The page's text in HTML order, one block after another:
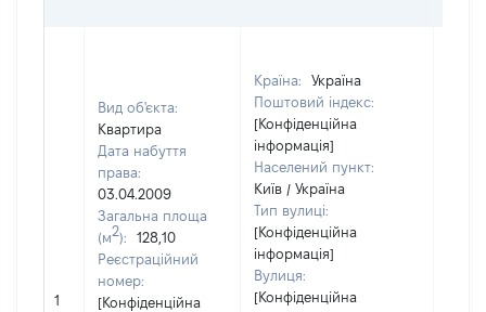
1
Вид об'єкта:
Квартира
Дата набуття
права:
03.04.2009
Загальна площа
(м2):
128,10
Реєстраційний
номер:
[Конфіденційна
Країна:
Україна
Поштовий індекс:
[Конфіденційна
інформація]
Населений пункт:
Київ / Україна
Тип вулиці:
[Конфіденційна
інформація]
Вулиця:
[Конфіденційна